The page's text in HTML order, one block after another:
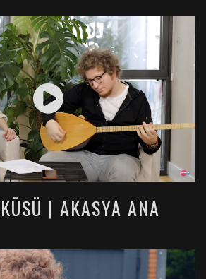
| AKASYA ANA